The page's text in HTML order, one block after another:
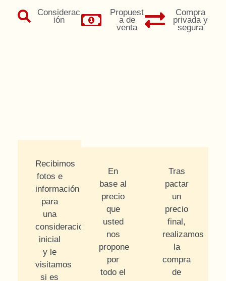
Considerac
ión
Recibimos
fotos e
información
para
una
consideración
inicial
y le
visitamos
si es
Propuest
a de
venta
En
base al
precio
que
usted
nos
propone
por
todo el
Compra
privada y
segura
Tras
pactar
un
precio
final,
realizamos
la
compra
de